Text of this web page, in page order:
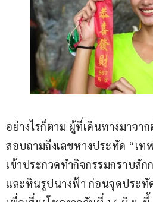
อย่างไรก็ตาม ผู้ที่เดินทางมาจา
สอบถามถึงเลขหางประทัด “เท
เข้าประกวดทำกิจกรรมกราบสั
และหินรูปนางฟ้า ก่อนจุดประทั